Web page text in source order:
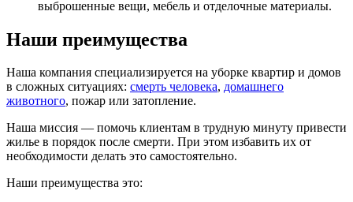
выброшенные вещи, мебель и отделочные материалы.
Наши преимущества
Наша компания специализируется на уборке квартир и домов
в сложных ситуациях: смерть человека, домашнего
животного, пожар или затопление.
Наша миссия — помочь клиентам в трудную минуту привести
жилье в порядок после смерти. При этом избавить их от
необходимости делать это самостоятельно.
Наши преимущества это: